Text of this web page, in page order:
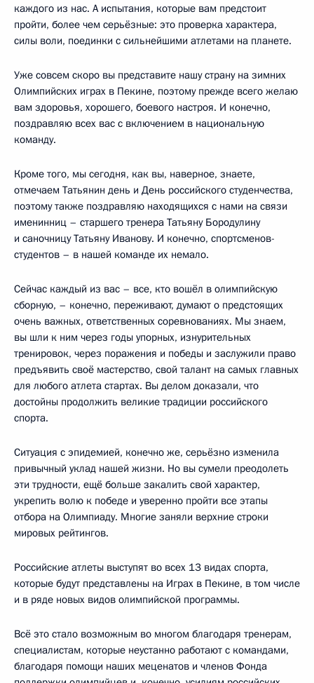
каждого из нас. А испытания, которые вам предстоит
пройти, более чем серьёзные: это проверка характера,
силы воли, поединки с сильнейшими атлетами на планете.
Уже совсем скоро вы представите нашу страну на зимних
Олимпийских играх в Пекине, поэтому прежде всего желаю
вам здоровья, хорошего, боевого настроя. И конечно,
поздравляю всех вас с включением в национальную
команду.
Кроме того, мы сегодня, как вы, наверное, знаете,
отмечаем Татьянин день и День российского студенчества,
поэтому также поздравляю находящихся с нами на связи
именинниц – старшего тренера Татьяну Бородулину
и саночницу Татьяну Иванову. И конечно, спортсменов-
студентов – в нашей команде их немало.
Сейчас каждый из вас – все, кто вошёл в олимпийскую
сборную, – конечно, переживают, думают о предстоящих
очень важных, ответственных соревнованиях. Мы знаем,
вы шли к ним через годы упорных, изнурительных
тренировок, через поражения и победы и заслужили право
предъявить своё мастерство, свой талант на самых главных
для любого атлета стартах. Вы делом доказали, что
достойны продолжить великие традиции российского
спорта.
Ситуация с эпидемией, конечно же, серьёзно изменила
привычный уклад нашей жизни. Но вы сумели преодолеть
эти трудности, ещё больше закалить свой характер,
укрепить волю к победе и уверенно пройти все этапы
отбора на Олимпиаду. Многие заняли верхние строки
мировых рейтингов.
Российские атлеты выступят во всех 13 видах спорта,
которые будут представлены на Играх в Пекине, в том числе
и в ряде новых видов олимпийской программы.
Всё это стало возможным во многом благодаря тренерам,
специалистам, которые неустанно работают с командами,
благодаря помощи наших меценатов и членов Фонда